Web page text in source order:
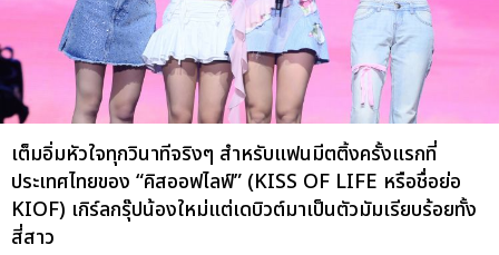
เต็มอิ่มหัวใจทุกวินาทีจริงๆ สำหรับแฟนมีตติ้งครั้งแรกที่
ประเทศไทยของ “คิสออฟไลฟ์” (KISS OF LIFE หรือชื่อย่อ
KIOF) เกิร์ลกรุ๊ปน้องใหม่แต่เดบิวต์มาเป็นตัวมัมเรียบร้อยทั้ง
สี่สาว